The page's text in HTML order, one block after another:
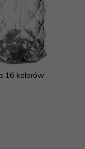
16 kolorów